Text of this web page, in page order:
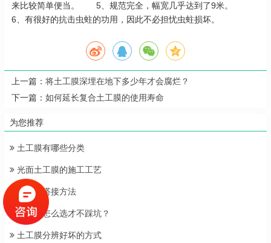
来比较简单便当。 5、规范完全，幅宽几乎达到了9米。
6、有很好的抗击虫蛀的功用，因此不必担忧虫蛀损坏。
上一篇： 将土工膜深埋在地下多少年才会腐烂？
下一篇： 如何延长复合土工膜的使用寿命
为您推荐
土工膜有哪些分类
光面土工膜的施工工艺
土工膜搭接方法
土工膜怎么选才不踩坑？
土工膜分辨好坏的方式